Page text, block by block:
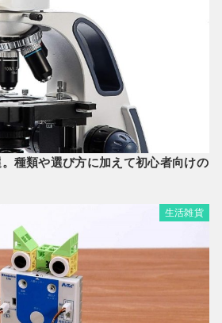
種類や選び方に加えて初心者向けの
生活雑貨